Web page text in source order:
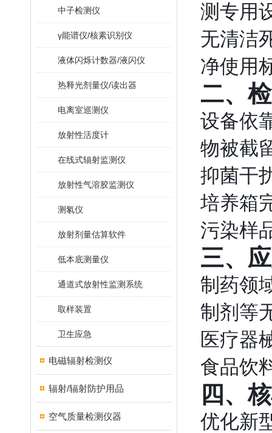
中子检测仪
γ能谱仪/核素识别仪
液体闪烁计数器/液闪仪
热释光剂量仪/读出器
电离室巡测仪
放射性活度计
在线式辐射监测仪
放射性气溶胶监测仪
测氡仪
放射剂量估算软件
低本底测量仪
通道式放射性监测系统
取样装置
卫生应急
电磁辐射检测仪
辐射/辐射防护用品
空气质量检测仪器
测专用
无清洁
净使用
二、
设备依
物被截
抑菌干
培养箱
污染样
三、
制药领
制剂等
医疗器
食品饮
四、
优化新